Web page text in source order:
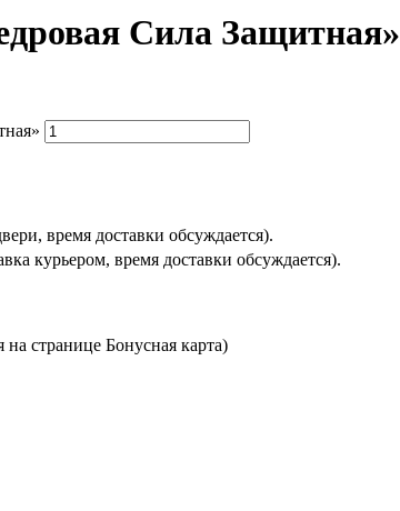
Сила Защитная»
время доставки обсуждается).
курьером, время доставки обсуждается).
странице Бонусная карта)